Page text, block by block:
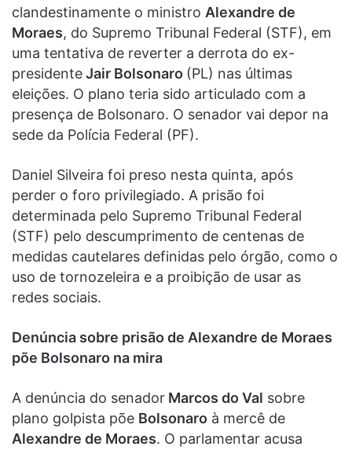
clandestinamente o ministro Alexandre de
Moraes, do Supremo Tribunal Federal (STF), em
uma tentativa de reverter a derrota do ex-
presidenteJair Bolsonaro (PL) nas últimas
eleições. O plano teria sido articulado com a
presença de Bolsonaro. O senador vai depor na
sede da Polícia Federal (PF).
Daniel Silveira foi preso nesta quinta, após
perder o foro privilegiado. A prisão foi
determinada pelo Supremo Tribunal Federal
(STF) pelo descumprimento de centenas de
medidas cautelares definidas pelo órgão, como o
uso de tornozeleira e a proibição de usar as
redes sociais.
Denúncia sobre prisão de Alexandre de Moraes
põe Bolsonaro na mira
A denúncia do senador Marcos do Val sobre
plano golpista põe Bolsonaro à mercê de
Alexandre de Moraes. O parlamentar acusa